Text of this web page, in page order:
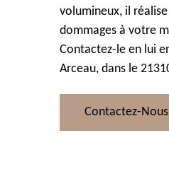
volumineux, il
dommages à votre
Contactez-le en lui
Arceau, dans le
Contactez-Nous